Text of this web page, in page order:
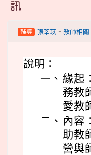
訊
輔導 張莘苡 - 教師相關
說明：
一、 緣起
務教
愛教
二、 內容
助教
營與